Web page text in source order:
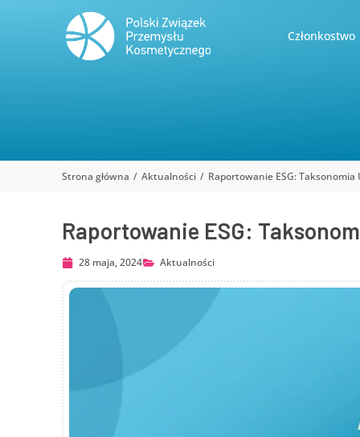
Członkostwo
Jesteś tutaj:
Strona główna Aktualności Raportowanie ESG:
Raportowanie ESG:
28 maja, 2024 Aktualności